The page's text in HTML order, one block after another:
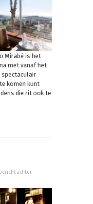
Mirabé is het
met vanaf het
spectaculair
komen kunt
die rit ook te
achter